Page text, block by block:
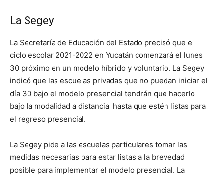
La Segey
La Secretaría de Educación del Estado precisó que el
ciclo escolar 2021-2022 en Yucatán comenzará el lunes
30 próximo en un modelo híbrido y voluntario. La Segey
indicó que las escuelas privadas que no puedan iniciar el
día 30 bajo el modelo presencial tendrán que hacerlo
bajo la modalidad a distancia, hasta que estén listas para
el regreso presencial.
La Segey pide a las escuelas particulares tomar las
medidas necesarias para estar listas a la brevedad
posible para implementar el modelo presencial. La